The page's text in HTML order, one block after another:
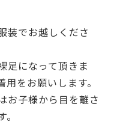
装でお越しくださ
足になって頂きま
をお願いします。
お子様から目を離さ